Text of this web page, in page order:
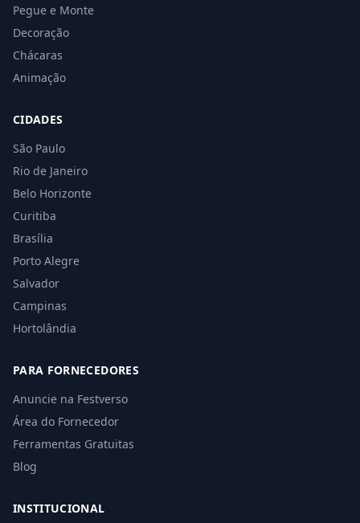
Pegue e Monte
Decoração
Chácaras
Animação
CIDADES
São Paulo
Rio de Janeiro
Belo Horizonte
Curitiba
Brasília
Porto Alegre
Salvador
Campinas
Hortolândia
PARA FORNECEDORES
Anuncie na Festverso
Área do Fornecedor
Ferramentas Gratuitas
Blog
INSTITUCIONAL